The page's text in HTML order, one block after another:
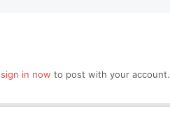
sign in now to post with your account.